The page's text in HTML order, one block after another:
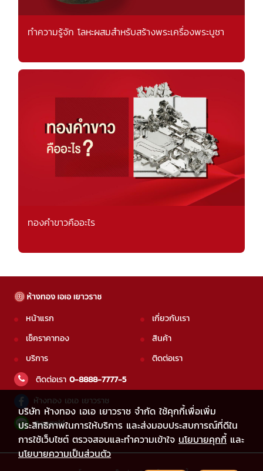
ทำความรู้จัก โลหะผสมสำหรับสร้างพระเครื่องพระบูชา
ทองคำขาวคืออะไร
บริษัท ห้างทอง เอเอ เยาวราช จำกัด ใช้คุกกี้เพื่อเพิ่ม
ประสิทธิภาพในการให้บริการ และส่งมอบประสบการณ์ที่ดีใน
การใช้เว็บไซต์ ตรวจสอบและทำความเข้าใจ นโยบายคุกกี้และ
นโยบายความเป็นส่วนตัว
หน้าแรก
เช็คราคาทอง
บริการ
เกี่ยวกับเรา
สินค้า
ติดต่อเรา
ติดต่อเรา 0-8888-7777-5
ห้างทอง เอเอ เยาวราช
@aagold